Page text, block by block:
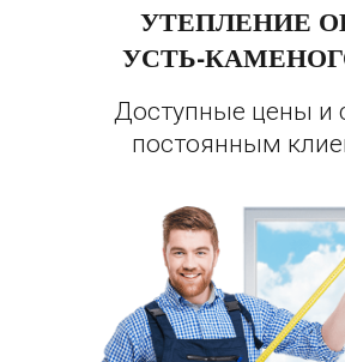
УТЕПЛЕНИЕ
УСТЬ-
Доступные цены и
постоянным